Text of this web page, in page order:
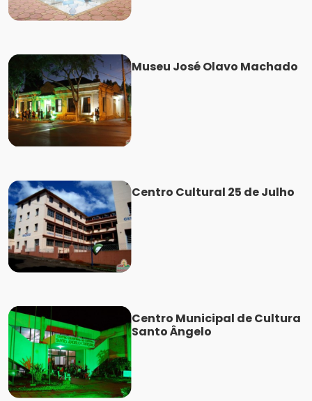
Museu José Olavo Machado
Centro Cultural 25 de Julho
Centro Municipal de Cultura
Santo Ângelo